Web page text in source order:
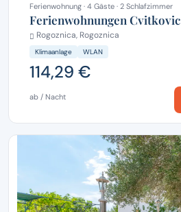
Ferienwohnung · 4 Gäste · 2 Schlafzimmer
Ferienwohnungen Cvitkovic
Rogoznica, Rogoznica
Klimaanlage WLAN
114,29 €
ab / Nacht